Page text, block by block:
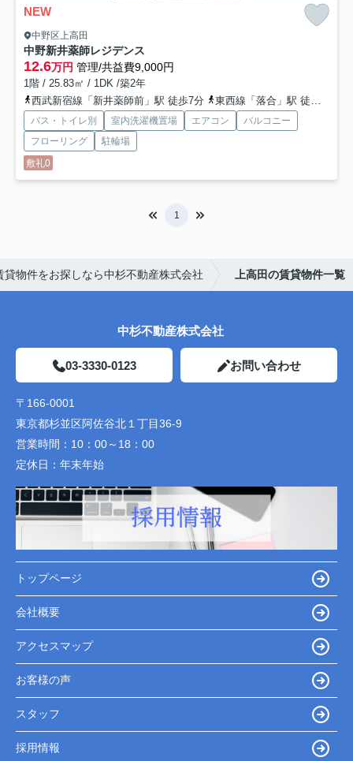
NEW
中野区上高田
中野新井薬師レジデンス
12.6万円 管理/共益費9,000円
1階 / 25.83㎡ / 1DK /築2年
西武新宿線「新井薬師前」駅 徒歩7分
東西線「落合」駅 徒歩12分
バス・トイレ別 室内洗濯機置場 エアコン
バルコニー
フローリング
駐輪場
敷礼0
1
貸物件をお探しなら中杉不動産株式会社 上高田の賃貸物件一覧
中杉不動産株式会社
03-3330-0123 お問い合わせ
〒166-0001
東京都杉並区阿佐谷北１丁目36-9
営業時間： 10：00～18：00
定休日： 年末年始
トップページ
会社概要
アクセスマップ
お客様の声
スタッフ
採用情報